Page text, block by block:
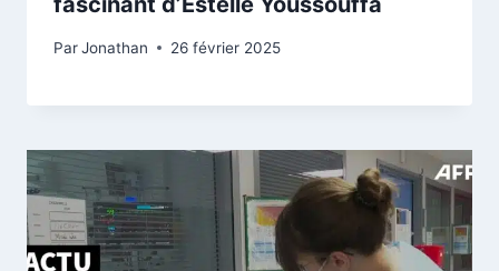
ParJonathan 26 février 2025